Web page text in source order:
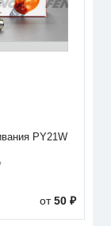
PY21W
от50 ₽